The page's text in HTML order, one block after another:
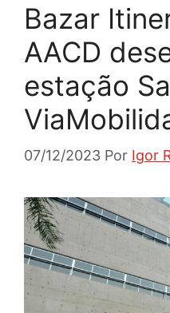
Bazar
AACD
estação
07/12/2023 Por Igor